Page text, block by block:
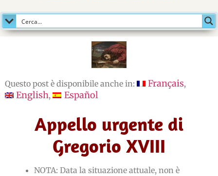
Questo post è disponibile anche in:
Français
English
Español
Appello urgente di
Gregorio XVIII
NOTA: Data la situazione attuale, non è